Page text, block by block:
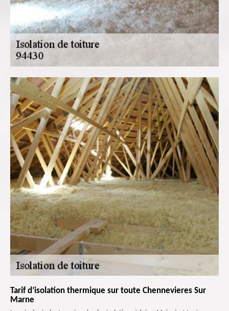
Tarif d’isolation thermique sur toute Chennevieres Sur
Marne